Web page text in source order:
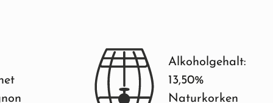
Alkoholgehalt:
13,50%
Naturkorken